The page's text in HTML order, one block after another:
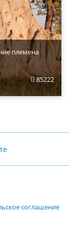
племена
85222
соглашение